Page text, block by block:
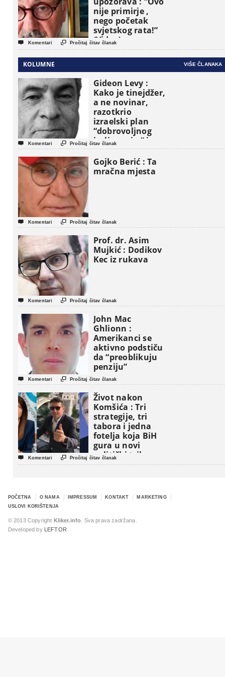
nije primirje ,
nego početak
svjetskog rata!”
(Video)
 Komentari  Pročitaj čitav članak
KOLUMNE VIŠE ČLANAKA
Gideon Levy :
Kako je tinejdžer,
a ne novinar,
razotkrio
izraelski plan
“dobrovoljnog
iseljavanja ” iz
Gaze
 Komentari  Pročitaj čitav članak
Gojko Berić : Ta
mračna mjesta
 Komentari  Pročitaj čitav članak
Prof. dr. Asim
Mujkić : Dodikov
Kec iz rukava
 Komentari  Pročitaj čitav članak
John Mac
Ghlionn :
Amerikanci se
aktivno podstiču
da “preoblikuju
penziju”
 Komentari  Pročitaj čitav članak
Život nakon
Komšića : Tri
strategije, tri
tabora i jedna
fotelja koja BiH
gura u novi
politički triler
 Komentari  Pročitaj čitav članak
POČETNA O NAMA IMPRESSUM KONTAKT
MARKETING
USLOVI KORIŠTENJA
© 2013 Copyright Kliker.info . Sva prava zadržana.
Developed by
LEFTOR